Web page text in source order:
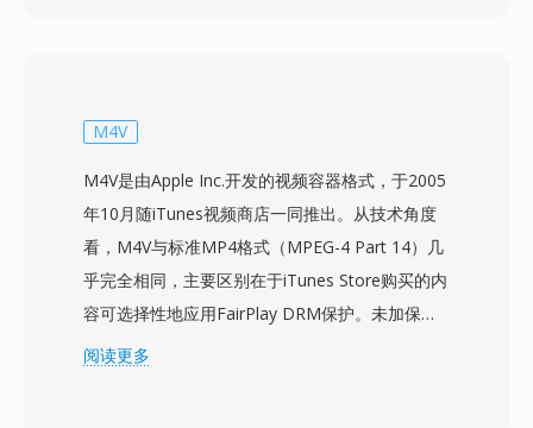
需求的战略举措，因为旧版FLV容器无法高效封装
通过基于Flash的流媒体平台和网页视频播放器传
输的大量高质量视频内容。该容器支持渐进式下载
和动态流媒体传输，为内容发布商提供灵活的分发
选项。虽然Flash Player的衰落和HTML5视频的兴
起减少了新F4V内容的创建，但其基于MP4的结构
意味着所含媒体流可以通过现代工具轻松访问。
M4V
M4V是由Apple Inc.开发的视频容器格式，于2005
年10月随iTunes视频商店一同推出。从技术角度
看，M4V与标准MP4格式（MPEG-4 Part 14）几
乎完全相同，主要区别在于iTunes Store购买的内
容可选择性地应用FairPlay DRM保护。未加保护
的M4V文件与任何支持MP4的播放器完全兼容，
阅读更多